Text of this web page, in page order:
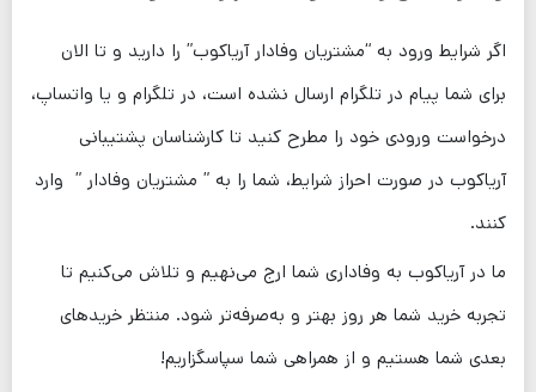
اگر شرایط ورود به “مشتریان وفادار آریاکوب” را دارید و تا الان
برای شما پیام در تلگرام ارسال نشده است، در تلگرام و یا واتساپ،
درخواست ورودی خود را مطرح کنید تا کارشناسان پشتیبانی
آریاکوب در صورت احراز شرایط، شما را به ” مشتریان وفادار ” وارد
کنند.
ما در آریاکوب به وفاداری شما ارج می‌نهیم و تلاش می‌کنیم تا
تجربه خرید شما هر روز بهتر و به‌صرفه‌تر شود. منتظر خریدهای
بعدی شما هستیم و از همراهی شما سپاسگزاریم!